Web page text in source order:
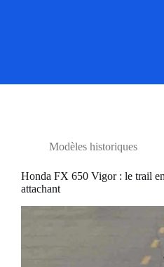
Modèles historiques
Honda FX 650 Vigor : le trail
attachant